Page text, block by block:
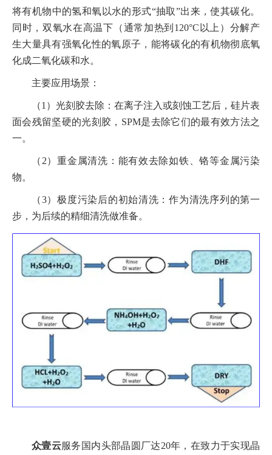
将有机物中的氢和氧以水的形式“抽取”出来，使其碳化。
同时，双氧水在高温下（通常加热到120°C以上）分解产
生大量具有强氧化性的氧原子，能将碳化的有机物彻底氧
化成二氧化碳和水。
主要应用场景：
（1）光刻胶去除：在离子注入或刻蚀工艺后，硅片表
面会残留坚硬的光刻胶，SPM是去除它们的最有效方法之
一。
（2）重金属清洗：能有效去除如铁、铬等金属污染
物。
（3）极度污染后的初始清洗：作为清洗序列的第一
步，为后续的精细清洗做准备。
众壹云服务国内头部晶圆厂达20年，在致力于实现晶